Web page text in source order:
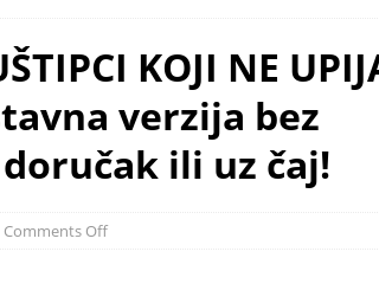
ZLATA VRIJEDNA: Reguliše našu probavu i crijevnu floru,
riba na svijetu: Može usporiti starenje, a usto štiti
KOJI NE
verzija bez
ili uz čaj!
Comments Off